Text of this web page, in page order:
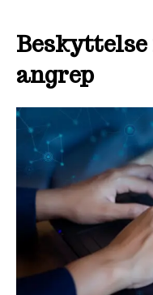
Beskyttelse
angrep